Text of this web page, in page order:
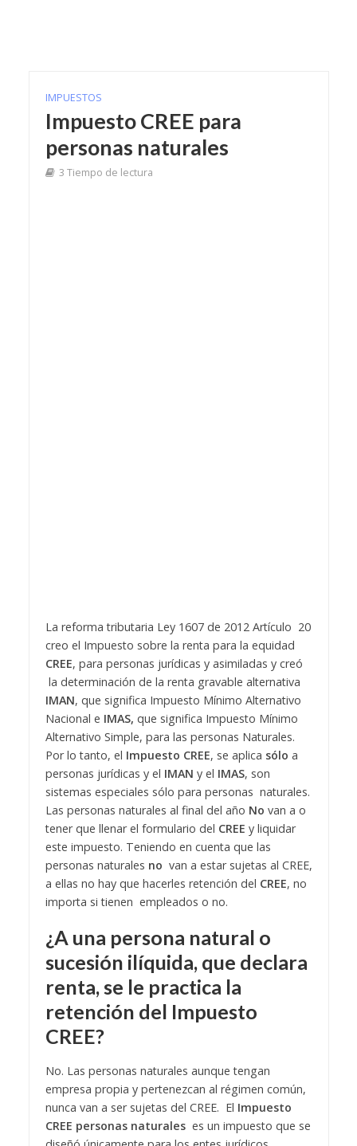
IMPUESTOS
Impuesto CREE para
personas naturales
3 Tiempo de lectura
La reforma tributaria Ley 1607 de 2012 Artículo 20
creo el Impuesto sobre la renta para la equidad
CREE, para personas jurídicas y asimiladas y creó
la determinación de la renta gravable alternativa
IMAN, que significa Impuesto Mínimo Alternativo
Nacional e IMAS, que significa Impuesto Mínimo
Alternativo Simple, para las personas Naturales.
Por lo tanto, el Impuesto CREE, se aplica sólo a
personas jurídicas y el IMAN y el IMAS, son
sistemas especiales sólo para personas naturales.
Las personas naturales al final del año No van a o
tener que llenar el formulario del CREE y liquidar
este impuesto. Teniendo en cuenta que las
personas naturales no van a estar sujetas al CREE,
a ellas no hay que hacerles retención del CREE, no
importa si tienen empleados o no.
¿A una persona natural o
sucesión ilíquida, que declara
renta, se le practica la
retención del Impuesto
CREE?
No. Las personas naturales aunque tengan
empresa propia y pertenezcan al régimen común,
nunca van a ser sujetas del CREE. El Impuesto
CREE personas naturaleses un impuesto que se